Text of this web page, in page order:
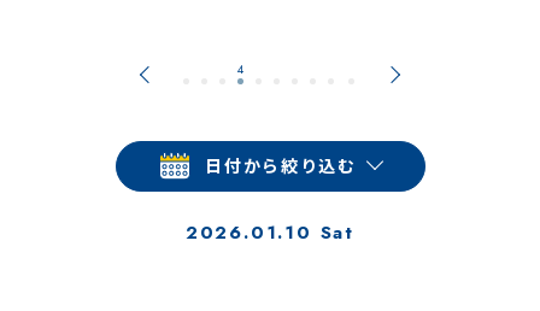
日付から絞り込む
2026.01.10 Sat